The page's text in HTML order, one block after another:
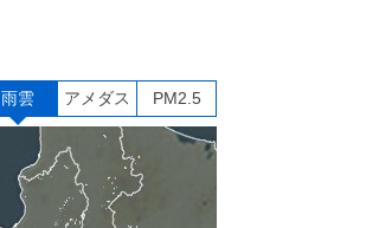
雨雲 アメダス PM2.5